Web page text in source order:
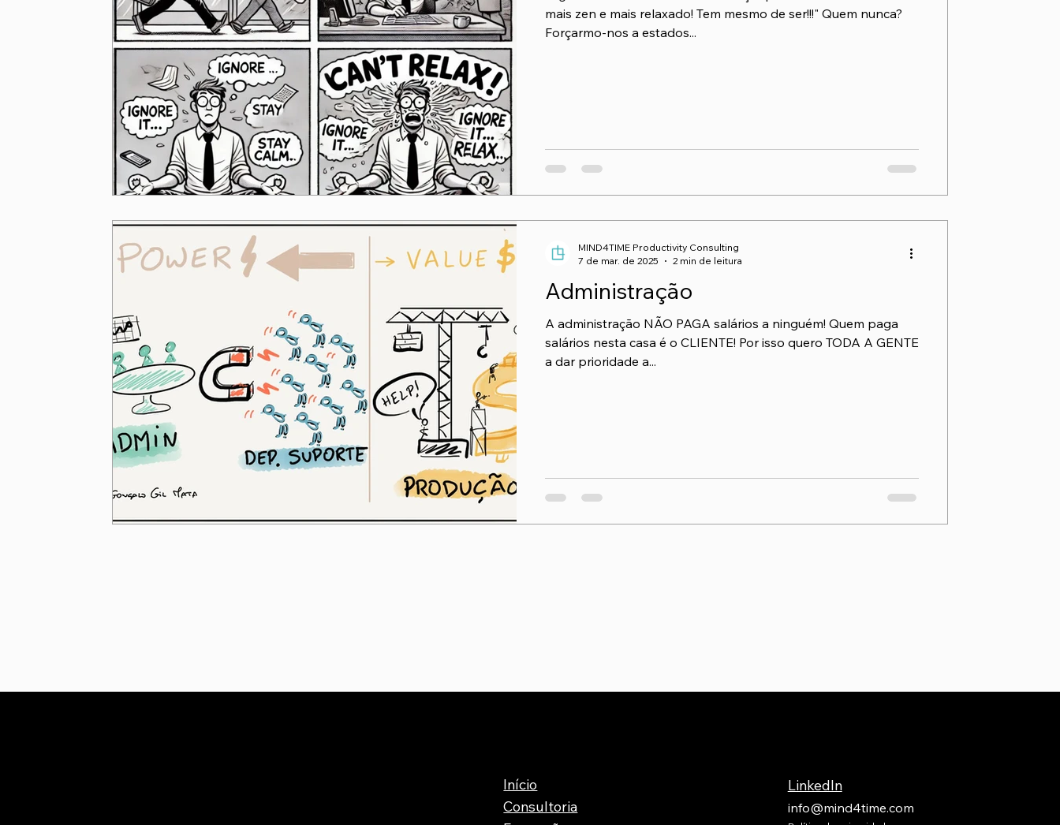
mais zen e mais relaxado! Tem mesmo de ser!!!" Quem nunca?
Forçarmo-nos a estados...
Administração
A administração NÃO PAGA salários a ninguém! Quem paga
salários nesta casa é o CLIENTE! Por isso quero TODA A GENTE
a dar prioridade a...
MIND4TIME Productivity Consulting
7 de mar. de 2025
2 min de leitura
Início
Consultoria
LinkedIn
info@mind4time.com